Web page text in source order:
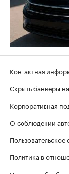
Контактная
Скрыть баннеры
Корпоративная
О соблюдении
Политика в